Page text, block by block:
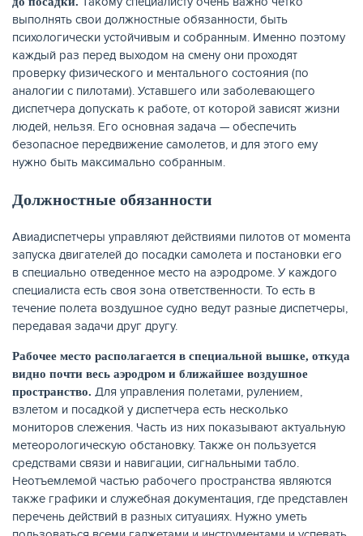
выполнять свои должностные обязанности, быть
психологически устойчивым и собранным. Именно поэтому
каждый раз перед выходом на смену они проходят
проверку физического и ментального состояния (по
аналогии с пилотами). Уставшего или заболевающего
диспетчера допускать к работе, от которой зависят жизни
людей, нельзя. Его основная задача — обеспечить
безопасное передвижение самолетов, и для этого ему
нужно быть максимально собранным.
Должностные обязанности
Авиадиспетчеры управляют действиями пилотов от момента
запуска двигателей до посадки самолета и постановки его
в специально отведенное место на аэродроме. У каждого
специалиста есть своя зона ответственности. То есть в
течение полета воздушное судно ведут разные диспетчеры,
передавая задачи друг другу.
Рабочее место располагается в специальной вышке, откуда
видно почти весь аэродром и ближайшее воздушное
пространство. Для управления полетами, рулением,
взлетом и посадкой у диспетчера есть несколько
мониторов слежения. Часть из них показывают актуальную
метеорологическую обстановку. Также он пользуется
средствами связи и навигации, сигнальными табло.
Неотъемлемой частью рабочего пространства являются
также графики и служебная документация, где представлен
перечень действий в разных ситуациях. Нужно уметь